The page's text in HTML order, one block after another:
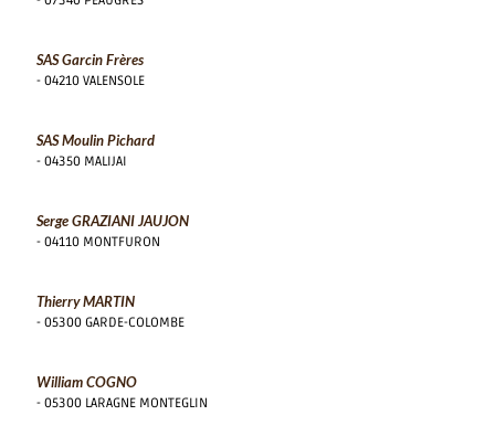
SAS Garcin Frères
- 04210 VALENSOLE
SAS Moulin Pichard
- 04350 MALIJAI
Serge GRAZIANI JAUJON
- 04110 MONTFURON
Thierry MARTIN
- 05300 GARDE-COLOMBE
William COGNO
- 05300 LARAGNE MONTEGLIN